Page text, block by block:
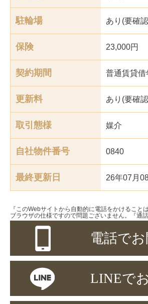
駐輪場 あり(要確
保険 23,000円
契約期間 普通賃貸借
更新料 あり(要確
取引態様 媒介
自社物件番号 0840
最終更新日 26年07月
『このWebサイトから自動的に電話をかけるこ
ブラウザの仕様ですので問題ございません。『通
電話で
LINEで